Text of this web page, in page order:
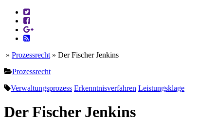
» Prozessrecht » Der Fischer Jenkins
Prozessrecht
Verwaltungsprozess Erkenntnisverfahren Leistungsklage
Der Fischer Jenkins